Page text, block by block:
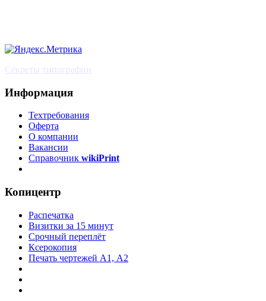
Секреты типографии
Информация
Техтребования
Оферта
О компании
Вакансии
Справочник wikiPrint
Копицентр
Распечатка
Визитки за 15 минут
Срочный переплёт
Ксерокопия
Печать чертежей А1, А2